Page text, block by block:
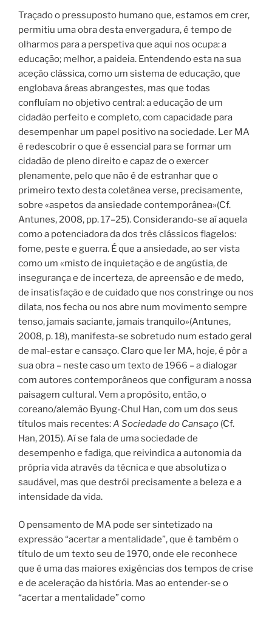
Traçado o pressuposto humano que, estamos em crer,
permitiu uma obra desta envergadura, é tempo de
olharmos para a perspetiva que aqui nos ocupa: a
educação; melhor, a paideia. Entendendo esta na sua
aceção clássica, como um sistema de educação, que
englobava áreas abrangestes, mas que todas
confluíam no objetivo central: a educação de um
cidadão perfeito e completo, com capacidade para
desempenhar um papel positivo na sociedade. Ler MA
é redescobrir o que é essencial para se formar um
cidadão de pleno direito e capaz de o exercer
plenamente, pelo que não é de estranhar que o
primeiro texto desta coletânea verse, precisamente,
sobre «aspetos da ansiedade contemporânea»(Cf.
Antunes, 2008, pp. 17–25). Considerando-se aí aquela
como a potenciadora da dos três clássicos flagelos:
fome, peste e guerra. É que a ansiedade, ao ser vista
como um «misto de inquietação e de angústia, de
insegurança e de incerteza, de apreensão e de medo,
de insatisfação e de cuidado que nos constringe ou nos
dilata, nos fecha ou nos abre num movimento sempre
tenso, jamais saciante, jamais tranquilo»(Antunes,
2008, p. 18), manifesta-se sobretudo num estado geral
de mal-estar e cansaço. Claro que ler MA, hoje, é pôr a
sua obra – neste caso um texto de 1966 – a dialogar
com autores contemporâneos que configuram a nossa
paisagem cultural. Vem a propósito, então, o
coreano/alemão Byung-Chul Han, com um dos seus
títulos mais recentes:A Sociedade do Cansaço (Cf.
Han, 2015). Aí se fala de uma sociedade de
desempenho e fadiga, que reivindica a autonomia da
própria vida através da técnica e que absolutiza o
saudável, mas que destrói precisamente a beleza e a
intensidade da vida.
O pensamento de MA pode ser sintetizado na
expressão “acertar a mentalidade”, que é também o
título de um texto seu de 1970, onde ele reconhece
que é uma das maiores exigências dos tempos de crise
e de aceleração da história. Mas ao entender-se o
“acertar a mentalidade” como